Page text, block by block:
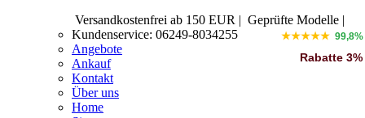
Versandkostenfrei ab 150 EUR | Geprüfte Modelle |
Kundenservice: 06249-8034255
Angebote
Ankauf
Kontakt
Über uns
Home
★★★★★
Rabatte 3%